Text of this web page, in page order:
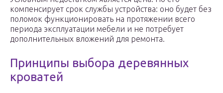
компенсирует срок службы устройства: оно будет без
поломок функционировать на протяжении всего
периода эксплуатации мебели и не потребует
дополнительных вложений для ремонта.
Принципы выбора деревянных
кроватей